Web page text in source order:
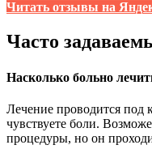
Читать отзывы на
Часто
Насколько больно
Лечение проводится под
чувствуете боли.
процедуры, но он